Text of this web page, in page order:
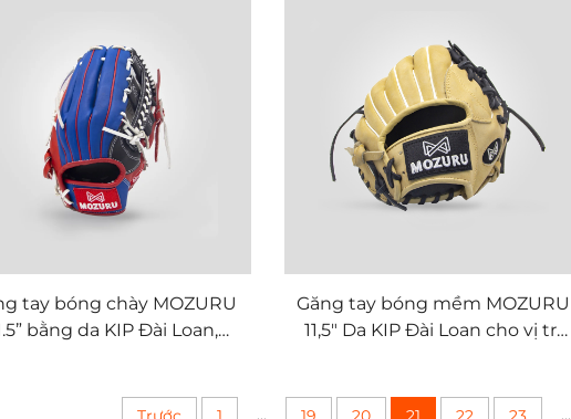
tay bóng chày MOZURU
bằng da KIP Đài Loan,
Găng tay bóng mềm MOZURU
11,5" Da KIP Đài Loan cho vị trí
... ...